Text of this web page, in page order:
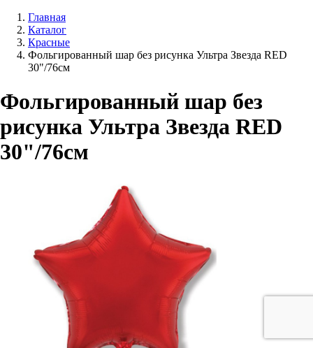
Главная
Каталог
Красные
Фольгированный шар без рисунка Ультра Звезда RED
30"/76см
Фольгированный шар без
рисунка Ультра Звезда RED
30"/76см